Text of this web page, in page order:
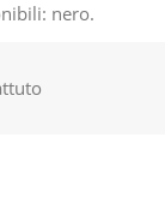
nero.